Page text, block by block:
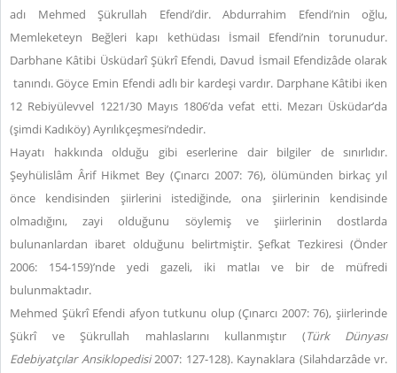
adı Mehmed Şükrullah Efendi’dir. Abdurrahim Efendi’nin oğlu,
Memleketeyn Beğleri kapı kethüdası İsmail Efendi’nin torunudur.
Darbhane Kâtibi Üsküdarî Şükrî Efendi, Davud İsmail Efendizâde olarak
tanındı. Göyce Emin Efendi adlı bir kardeşi vardır. Darphane Kâtibi iken
12 Rebiyülevvel 1221/30 Mayıs 1806’da vefat etti. Mezarı Üsküdar’da
(şimdi Kadıköy) Ayrılıkçeşmesi’ndedir.
Hayatı hakkında olduğu gibi eserlerine dair bilgiler de sınırlıdır.
Şeyhülislâm Ârif Hikmet Bey (Çınarcı 2007: 76), ölümünden birkaç yıl
önce kendisinden şiirlerini istediğinde, ona şiirlerinin kendisinde
olmadığını, zayi olduğunu söylemiş ve şiirlerinin dostlarda
bulunanlardan ibaret olduğunu belirtmiştir. Şefkat Tezkiresi (Önder
2006: 154-159)’nde yedi gazeli, iki matlaı ve bir de müfredi
bulunmaktadır.
Mehmed Şükrî Efendi afyon tutkunu olup (Çınarcı 2007: 76), şiirlerinde
Şükrî ve Şükrullah mahlaslarını kullanmıştır (Türk Dünyası
Edebiyatçılar Ansiklopedisi2007: 127-128). Kaynaklara (Silahdarzâde vr.